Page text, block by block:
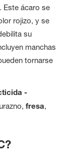
Este ácaro se
rojizo, y se
su
manchas
tornarse
-
fresa,